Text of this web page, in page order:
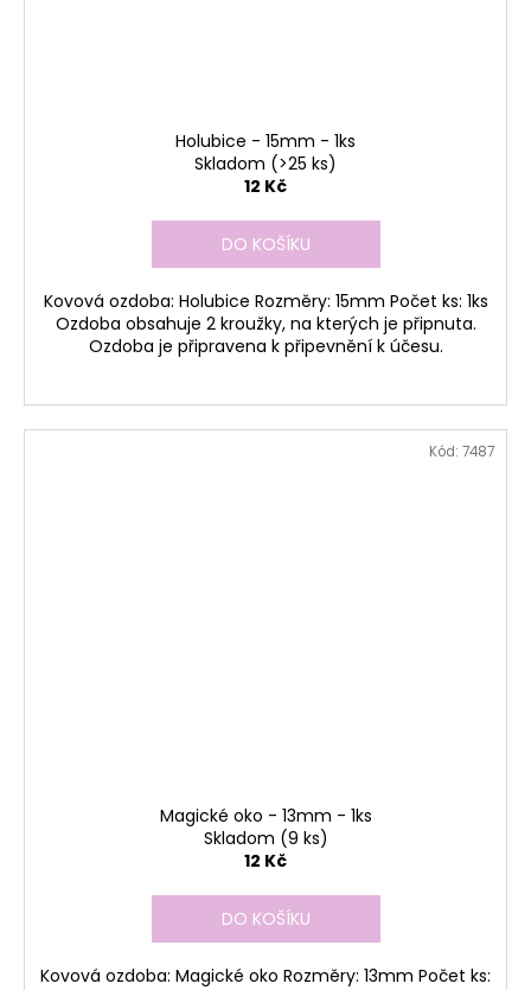
Holubice - 15mm - 1ks
Skladom (>25 ks)
12 Kč
DO KOŠÍKU
Kovová ozdoba: Holubice Rozměry: 15mm Počet ks: 1ks
Ozdoba obsahuje 2 kroužky, na kterých je připnuta.
Ozdoba je připravena k připevnění k účesu.
Magické oko - 13mm - 1ks
Skladom (9 ks)
12 Kč
DO KOŠÍKU
Kovová ozdoba: Magické oko Rozměry: 13mm Počet ks:
Kód: 7487